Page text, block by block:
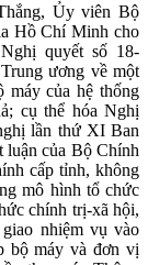
Ủy viên Bộ
Hồ Chí Minh cho
quyết số 18-
ương về một
máy của hệ thống
cụ thể hóa Nghị
lần thứ XI Ban
của Bộ Chính
cấp tỉnh, không
mô hình tổ chức
chính trị-xã hội,
nhiệm vụ vào
bộ máy và đơn vị